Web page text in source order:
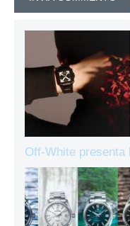
Off-White presenta